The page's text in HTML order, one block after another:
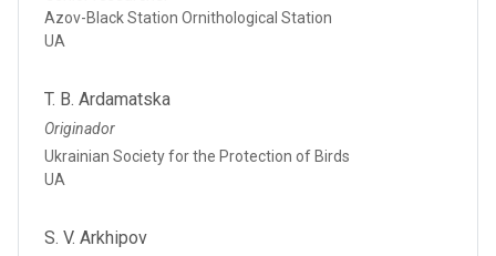
Azov-Black Station Ornithological Station
UA
T. B. Ardamatska
Originador
Ukrainian Society for the Protection of Birds
UA
S. V. Arkhipov